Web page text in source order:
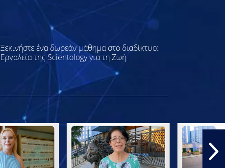
Ξεκινήστε ένα δωρεάν μάθημα στο διαδίκτυο:
Εργαλεία της Scientology για τη Ζωή